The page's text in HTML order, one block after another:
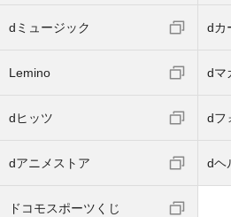
dミュージック dカ
Lemino dマ
dヒッツ dフ
dアニメストア dヘ
ドコモスポーツくじ